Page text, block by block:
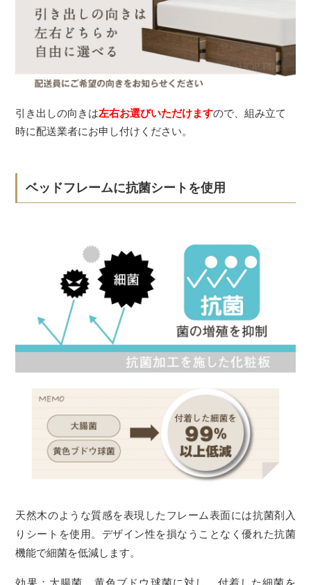
引き出しの向きは左右お選びいただけますので、組み立て
時に配送業者にお申し付けください。
ベッドフレームに抗菌シートを使用
天然木のような質感を表現したフレーム表面には抗菌剤入
りシートを使用。デザイン性を損なうことなく優れた抗菌
機能で細菌を低減します。